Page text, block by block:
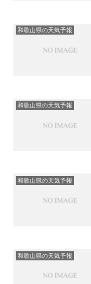
和歌山県の天気予報
和歌山県の天気予報
和歌山県の天気予報
和歌山県の天気予報